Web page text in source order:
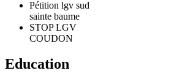
Pétition lgv sud
sainte baume
STOP LGV
COUDON
Education